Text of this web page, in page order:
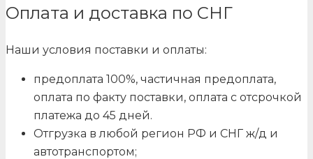
Оплата и доставка по СНГ
Наши условия поставки и оплаты:
предоплата 100%, частичная предоплата,
оплата по факту поставки, оплата с отсрочкой
платежа до 45 дней.
Отгрузка в любой регион РФ и СНГ ж/д и
автотранспортом;